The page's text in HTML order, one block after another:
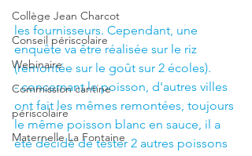
Collège Jean Charcot
Conseil périscolaire
Webinaire
Commission cantine
périscolaire
Maternelle La Fontaine
les fournisseurs. Cependant, une
enquête va être réalisée sur le riz
(remontée sur le goût sur 2 écoles).
- concernant le poisson, d'autres villes
ont fait les mêmes remontées, toujours
le même poisson blanc en sauce, il a
été décidé de tester 2 autres poissons